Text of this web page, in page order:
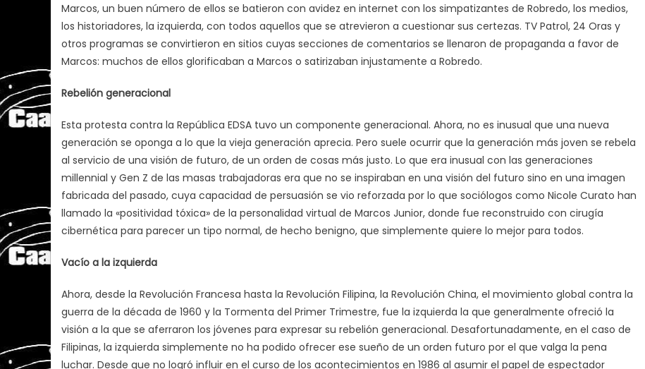
Marcos, un buen número de ellos se batieron con avidez en internet con los simpatizantes de Robredo, los medios,
los historiadores, la izquierda, con todos aquellos que se atrevieron a cuestionar sus certezas. TV Patrol, 24 Oras y
otros programas se convirtieron en sitios cuyas secciones de comentarios se llenaron de propaganda a favor de
Marcos: muchos de ellos glorificaban a Marcos o satirizaban injustamente a Robredo.
Rebelión generacional
Esta protesta contra la República EDSA tuvo un componente generacional. Ahora, no es inusual que una nueva
generación se oponga a lo que la vieja generación aprecia. Pero suele ocurrir que la generación más joven se rebela
al servicio de una visión de futuro, de un orden de cosas más justo. Lo que era inusual con las generaciones
millennial y Gen Z de las masas trabajadoras era que no se inspiraban en una visión del futuro sino en una imagen
fabricada del pasado, cuya capacidad de persuasión se vio reforzada por lo que sociólogos como Nicole Curato han
llamado la «positividad tóxica» de la personalidad virtual de Marcos Junior, donde fue reconstruido con cirugía
cibernética para parecer un tipo normal, de hecho benigno, que simplemente quiere lo mejor para todos.
Vacío a la izquierda
Ahora, desde la Revolución Francesa hasta la Revolución Filipina, la Revolución China, el movimiento global contra la
guerra de la década de 1960 y la Tormenta del Primer Trimestre, fue la izquierda la que generalmente ofreció la
visión a la que se aferraron los jóvenes para expresar su rebelión generacional. Desafortunadamente, en el caso de
Filipinas, la izquierda simplemente no ha podido ofrecer ese sueño de un orden futuro por el que valga la pena
luchar. Desde que no logró influir en el curso de los acontecimientos en 1986 al asumir el papel de espectador